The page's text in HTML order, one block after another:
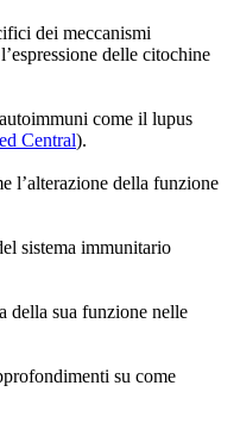
dei meccanismi
delle citochine
come il lupus
Central)​​​.
l’alterazione della funzione
sistema immunitario
della sua funzione nelle
su come